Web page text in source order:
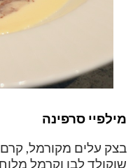
מילפיי סרפינה
בצק עלים מקורמל,
שוקולד לבן וקרמל